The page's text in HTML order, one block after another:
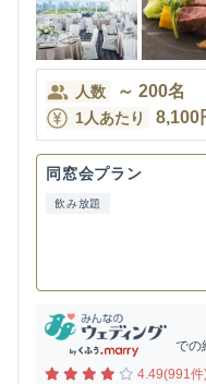
人数 ～ 200名
1人あたり 8,100
同窓会プラン
飲み放題
での
4.49(991件